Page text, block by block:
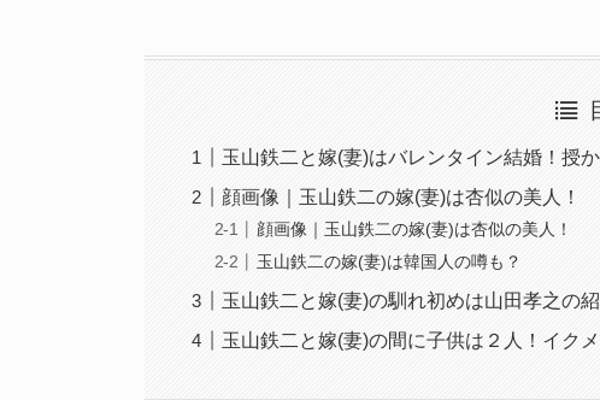
玉山鉄二と嫁(妻)はバレンタイン結婚！授
顔画像｜玉山鉄二の嫁(妻)は杏似の美人！
顔画像｜玉山鉄二の嫁(妻)は杏似の美人！
玉山鉄二の嫁(妻)は韓国人の噂も？
玉山鉄二と嫁(妻)の馴れ初めは山田孝之の
玉山鉄二と嫁(妻)の間に子供は２人！イク